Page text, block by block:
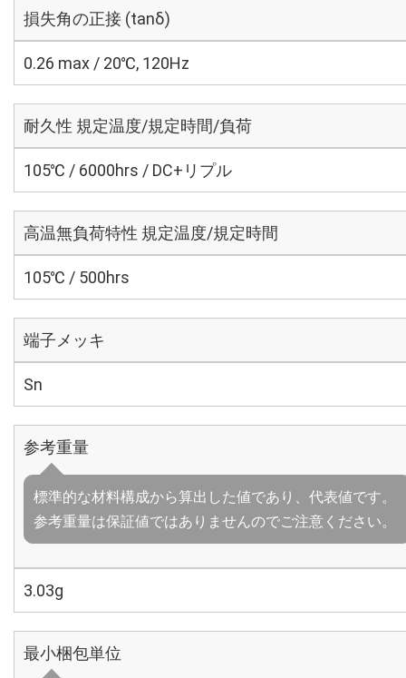
損失角の正接 (tanδ)
0.26 max / 20℃, 120Hz
耐久性 規定温度/規定時間/負荷
105℃ / 6000hrs / DC+リプル
高温無負荷特性 規定温度/規定時間
105℃ / 500hrs
端子メッキ
Sn
参考重量
標準的な材料構成から算出した値であり、代表値です。
参考重量は保証値ではありませんのでご注意ください。
3.03g
最小梱包単位